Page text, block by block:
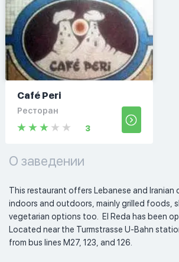
Café Peri
Ресторан
3
О заведении
This restaurant offers Lebanese and Iranian
indoors and outdoors, mainly grilled foods,
vegetarian options too.  El Reda has been
Located near the Turmstrasse U-Bahn
from bus lines M27, 123, and 126.